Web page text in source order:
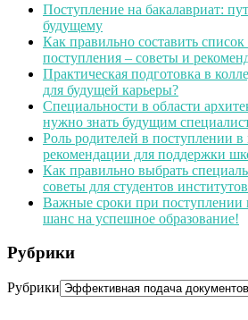
Поступление на бакалавриат:
будущему
Как правильно составить
поступления – советы и
Практическая подготовка в
для будущей карьеры?
Специальности в области
нужно знать будущим
Роль родителей в поступлении в
рекомендации для поддержки
Как правильно выбрать
советы для студентов институтов
Важные сроки при поступлении
шанс на успешное образование!
Рубрики
Рубрики